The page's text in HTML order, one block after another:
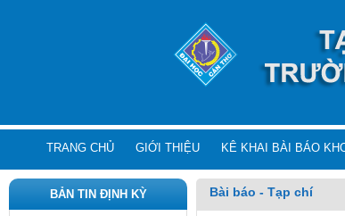
TRANG CHỦ GIỚI THIỆU KÊ KHAI BÀI BÁO
BẢN TIN ĐỊNH KỲ Bài báo - Tạp chí